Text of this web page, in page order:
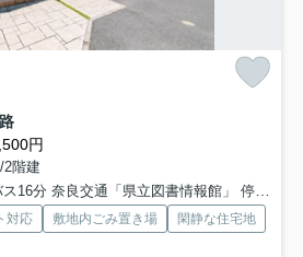
円
2階建
分 奈良交通「県立図書情報館」 停歩2分
対応 敷地内ごみ置き場
閑静な住宅地